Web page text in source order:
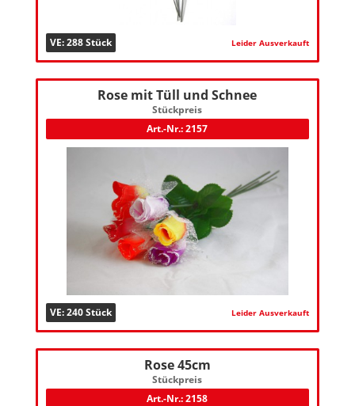
VE: 288 Stück Leider Ausverkauft
Rose mit Tüll und Schnee
Stückpreis
Art.-Nr.: 2157
VE: 240 Stück Leider Ausverkauft
Rose 45cm
Stückpreis
Art.-Nr.: 2158